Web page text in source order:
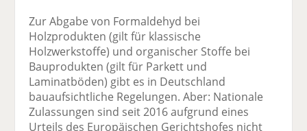
Zur Abgabe von Formaldehyd bei
Holzprodukten (gilt für klassische
Holzwerkstoffe) und organischer Stoffe bei
Bauprodukten (gilt für Parkett und
Laminatböden) gibt es in Deutschland
bauaufsichtliche Regelungen. Aber: Nationale
Zulassungen sind seit 2016 aufgrund eines
Urteils des Europäischen Gerichtshofes nicht